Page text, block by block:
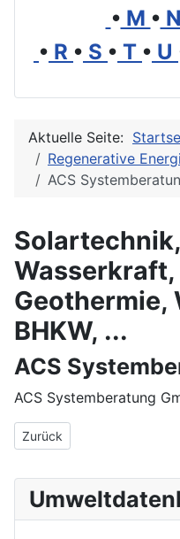
• M • N
• R • S • T • U
Aktuelle Seite:
Regenerative
ACS
Wasserkraft,
Geothermie,
BHKW, ...
ACS
ACS Systemberatung
Vorheriger Beitrag: A.I.S.
Zurück